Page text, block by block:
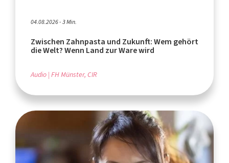
04.08.2026 - 3 Min.
Zwischen Zahnpasta und Zukunft: Wem gehört
die Welt? Wenn Land zur Ware wird
Audio FH Münster, CIR